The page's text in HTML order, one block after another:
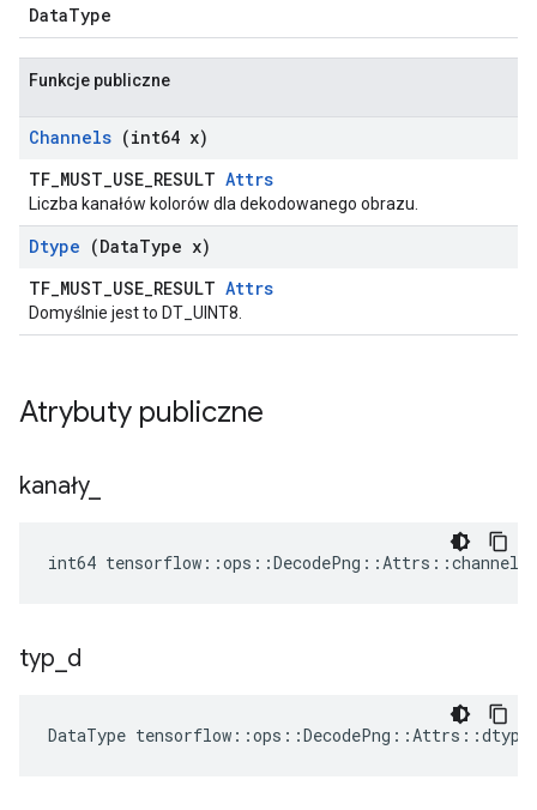
DataType
Funkcje publiczne
Channels (int64 x)
TF_MUST_USE_RESULT Attrs
Liczba kanałów kolorów dla dekodowanego obrazu.
Dtype (DataType x)
TF_MUST_USE_RESULT Attrs
Domyślnie jest to DT_UINT8.
Atrybuty publiczne
kanały_
int64
typ d
DataType tensorflow ::ops ::DecodePng ::Attrs ::